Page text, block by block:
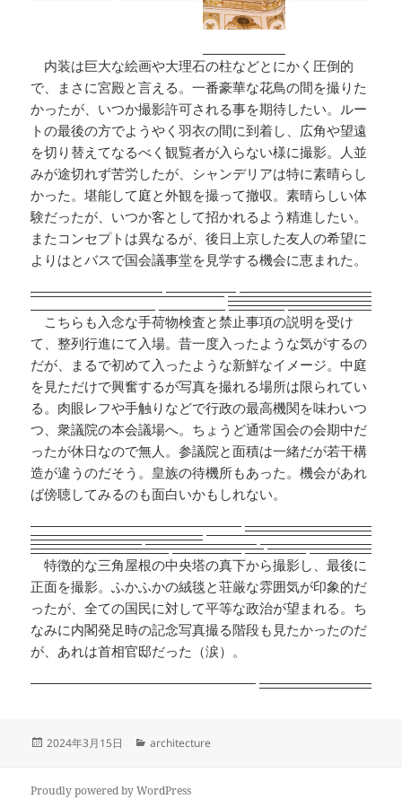
内装は巨大な絵画や大理石の柱などとにかく圧倒的
で、まさに宮殿と言える。一番豪華な花鳥の間を撮りた
かったが、いつか撮影許可される事を期待したい。ルー
トの最後の方でようやく羽衣の間に到着し、広角や望遠
を切り替えてなるべく観覧者が入らない様に撮影。人並
みが途切れず苦労したが、シャンデリアは特に素晴らし
かった。堪能して庭と外観を撮って撤収。素晴らしい体
験だったが、いつか客として招かれるよう精進したい。
またコンセプトは異なるが、後日上京した友人の希望に
よりはとバスで国会議事堂を見学する機会に恵まれた。
こちらも入念な手荷物検査と禁止事項の説明を受け
て、整列行進にて入場。昔一度入ったような気がするの
だが、まるで初めて入ったような新鮮なイメージ。中庭
を見ただけで興奮するが写真を撮れる場所は限られてい
る。肉眼レフや手触りなどで行政の最高機関を味わいつ
つ、衆議院の本会議場へ。ちょうど通常国会の会期中だ
ったが休日なので無人。参議院と面積は一緒だが若干構
造が違うのだそう。皇族の待機所もあった。機会があれ
ば傍聴してみるのも面白いかもしれない。
特徴的な三角屋根の中央塔の真下から撮影し、最後に
正面を撮影。ふかふかの絨毯と荘厳な雰囲気が印象的だ
ったが、全ての国民に対して平等な政治が望まれる。ち
なみに内閣発足時の記念写真撮る階段も見たかったのだ
が、あれは首相官邸だった（涙）。
投
2024年3月15日
カ
リ
architecture
Proudly powered by WordPress